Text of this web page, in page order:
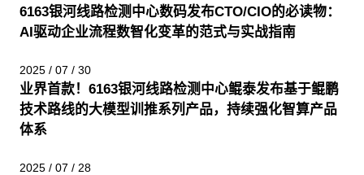
6163银河线路检测中心数码发布CTO/CIO的必读物：
AI驱动企业流程数智化变革的范式与实战指南
2025 / 07 / 30
业界首款！6163银河线路检测中心鲲泰发布基于鲲鹏
技术路线的大模型训推系列产品，持续强化智算产品
体系
2025 / 07 / 28